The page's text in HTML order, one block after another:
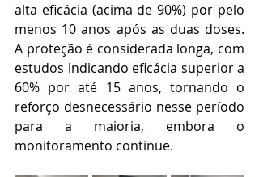
alta eficácia (acima de 90%) por pelo
menos 10 anos após as duas doses.
A proteção é considerada longa, com
estudos indicando eficácia superior a
60% por até 15 anos, tornando o
reforço desnecessário nesse período
para a maioria, embora o
monitoramento continue.